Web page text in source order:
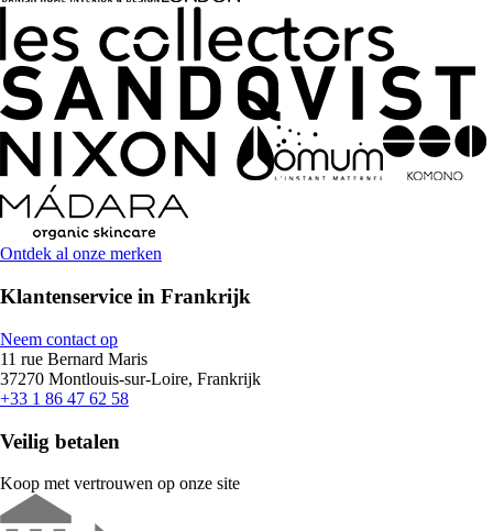
Ontdek al onze merken
Klantenservice in Frankrijk
Neem contact op
11 rue Bernard Maris
37270 Montlouis-sur-Loire, Frankrijk
+33 1 86 47 62 58
Veilig betalen
Koop met vertrouwen op onze site